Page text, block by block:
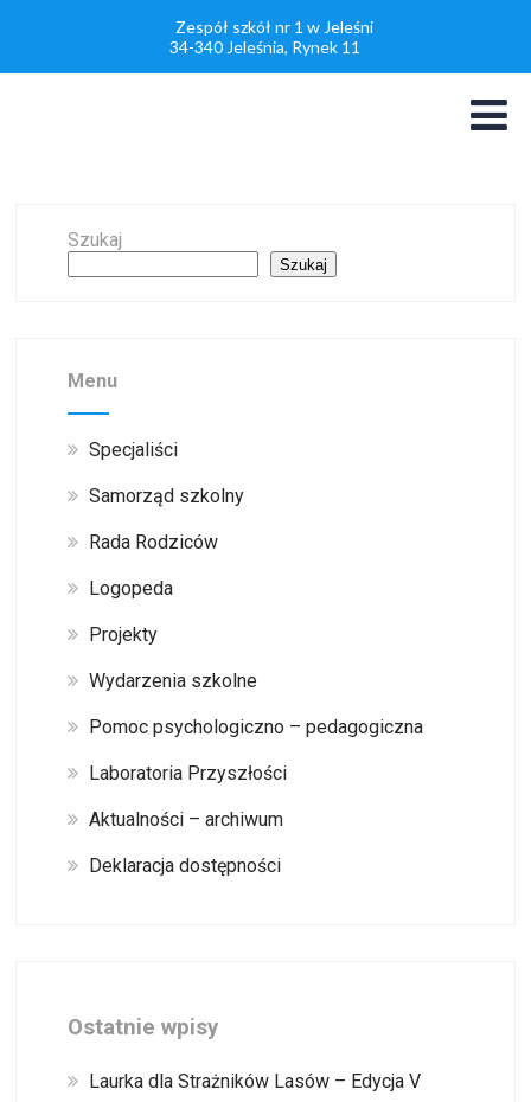
Zespół szkół nr 1 w Jeleśni
34-340 Jeleśnia, Rynek 11
Szukaj
Szukaj
Menu
Specjaliści
Samorząd szkolny
Rada Rodziców
Logopeda
Projekty
Wydarzenia szkolne
Pomoc psychologiczno – pedagogiczna
Laboratoria Przyszłości
Aktualności – archiwum
Deklaracja dostępności
Ostatnie wpisy
Laurka dla Strażników Lasów – Edycja V